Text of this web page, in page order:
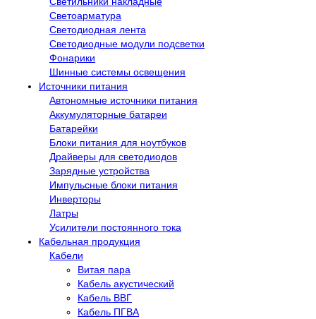
Светоарматура
Светодиодная лента
Светодиодные модули подсветки
Фонарики
Шинные системы освещения
Источники питания
Автономные источники питания
Аккумуляторные батареи
Батарейки
Блоки питания для ноутбуков
Драйверы для светодиодов
Зарядные устройства
Импульсные блоки питания
Инверторы
Латры
Усилители постоянного тока
Кабельная продукция
Кабели
Витая пара
Кабель акустический
Кабель ВВГ
Кабель ПГВА